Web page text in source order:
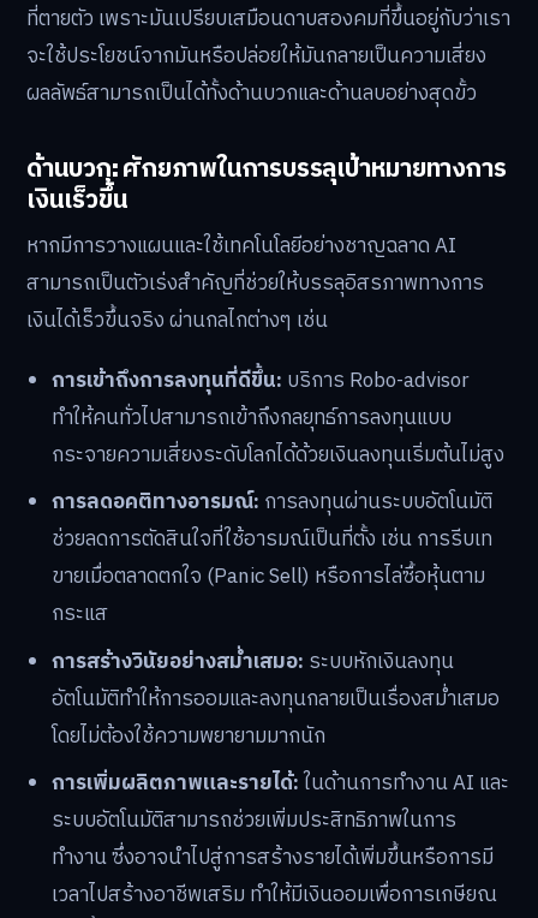
ที่ตายตัว เพราะมันเปรียบเสมือนดาบสองคมที่ขึ้นอยู่กับว่าเรา
จะใช้ประโยชน์จากมันหรือปล่อยให้มันกลายเป็นความเสี่ยง
ผลลัพธ์สามารถเป็นได้ทั้งด้านบวกและด้านลบอย่างสุดขั้ว
ด้านบวก: ศักยภาพในการบรรลุเป้าหมายทางการ
เงินเร็วขึ้น
หากมีการวางแผนและใช้เทคโนโลยีอย่างชาญฉลาด AI
สามารถเป็นตัวเร่งสำคัญที่ช่วยให้บรรลุอิสรภาพทางการ
เงินได้เร็วขึ้นจริง ผ่านกลไกต่างๆ เช่น
การเข้าถึงการลงทุนที่ดีขึ้น: บริการ Robo-advisor
ทำให้คนทั่วไปสามารถเข้าถึงกลยุทธ์การลงทุนแบบ
กระจายความเสี่ยงระดับโลกได้ด้วยเงินลงทุนเริ่มต้นไม่สูง
การลดอคติทางอารมณ์: การลงทุนผ่านระบบอัตโนมัติ
ช่วยลดการตัดสินใจที่ใช้อารมณ์เป็นที่ตั้ง เช่น การรีบเท
ขายเมื่อตลาดตกใจ (Panic Sell) หรือการไล่ซื้อหุ้นตาม
กระแส
การสร้างวินัยอย่างสม่ำเสมอ: ระบบหักเงินลงทุน
อัตโนมัติทำให้การออมและลงทุนกลายเป็นเรื่องสม่ำเสมอ
โดยไม่ต้องใช้ความพยายามมากนัก
การเพิ่มผลิตภาพและรายได้:ในด้านการทำงาน AI และ
ระบบอัตโนมัติสามารถช่วยเพิ่มประสิทธิภาพในการ
ทำงาน ซึ่งอาจนำไปสู่การสร้างรายได้เพิ่มขึ้นหรือการมี
เวลาไปสร้างอาชีพเสริม ทำให้มีเงินออมเพื่อการเกษียณ